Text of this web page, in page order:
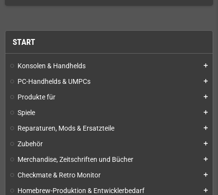
START
Konsolen & Handhelds add
PC-Handhelds & UMPCs add
Produkte für add
Spiele add
Reparaturen, Mods & Ersatzteile add
Zubehör add
Merchandise, Zeitschriften und Bücher add
Checkmate & Retro Monitor add
Homebrew-Produktion & Entwicklerbedarf add